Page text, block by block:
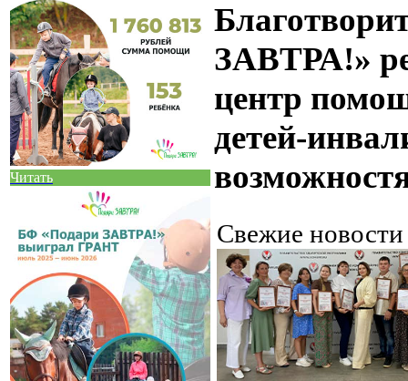
Читать
ЗАВТРА!»
центр
детей-
Свежие